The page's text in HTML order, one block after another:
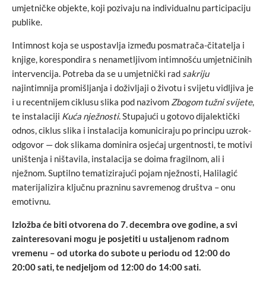
umjetničke objekte, koji pozivaju na individualnu participaciju
publike.
Intimnost koja se uspostavlja između posmatrača-čitatelja i
knjige, korespondira s nenametljivom intimnošću umjetničinih
intervencija. Potreba da se u umjetnički rad sakriju
najintimnija promišljanja i doživljaji o životu i svijetu vidljiva je
i u recentnijem ciklusu slika pod nazivom Zbogom tužni svijete,
te instalaciji Kuća nježnosti. Stupajući u gotovo dijalektički
odnos, ciklus slika i instalacija komuniciraju po principu uzrok-
odgovor — dok slikama dominira osjećaj urgentnosti, te motivi
uništenja i ništavila, instalacija se doima fragilnom, ali i
nježnom. Suptilno tematizirajući pojam nježnosti, Halilagić
materijalizira ključnu prazninu savremenog društva – onu
emotivnu.
Izložba će biti otvorena do 7. decembra ove godine, a svi
zainteresovani mogu je posjetiti u ustaljenom radnom
vremenu – od utorka do subote u periodu od 12:00 do
20:00 sati, te nedjeljom od 12:00 do 14:00 sati.